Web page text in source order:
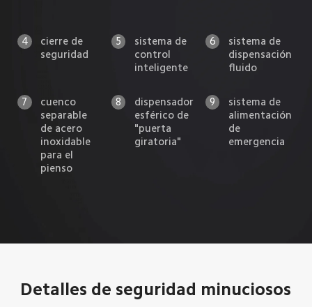
4
cierre de
seguridad
5
sistema de
control
inteligente
6
sistema de
dispensación
fluido
7
cuenco
separable
de acero
inoxidable
para el
pienso
8
dispensador
esférico de
"puerta
giratoria"
9
sistema de
alimentación
de
emergencia
Detalles de seguridad minuciosos